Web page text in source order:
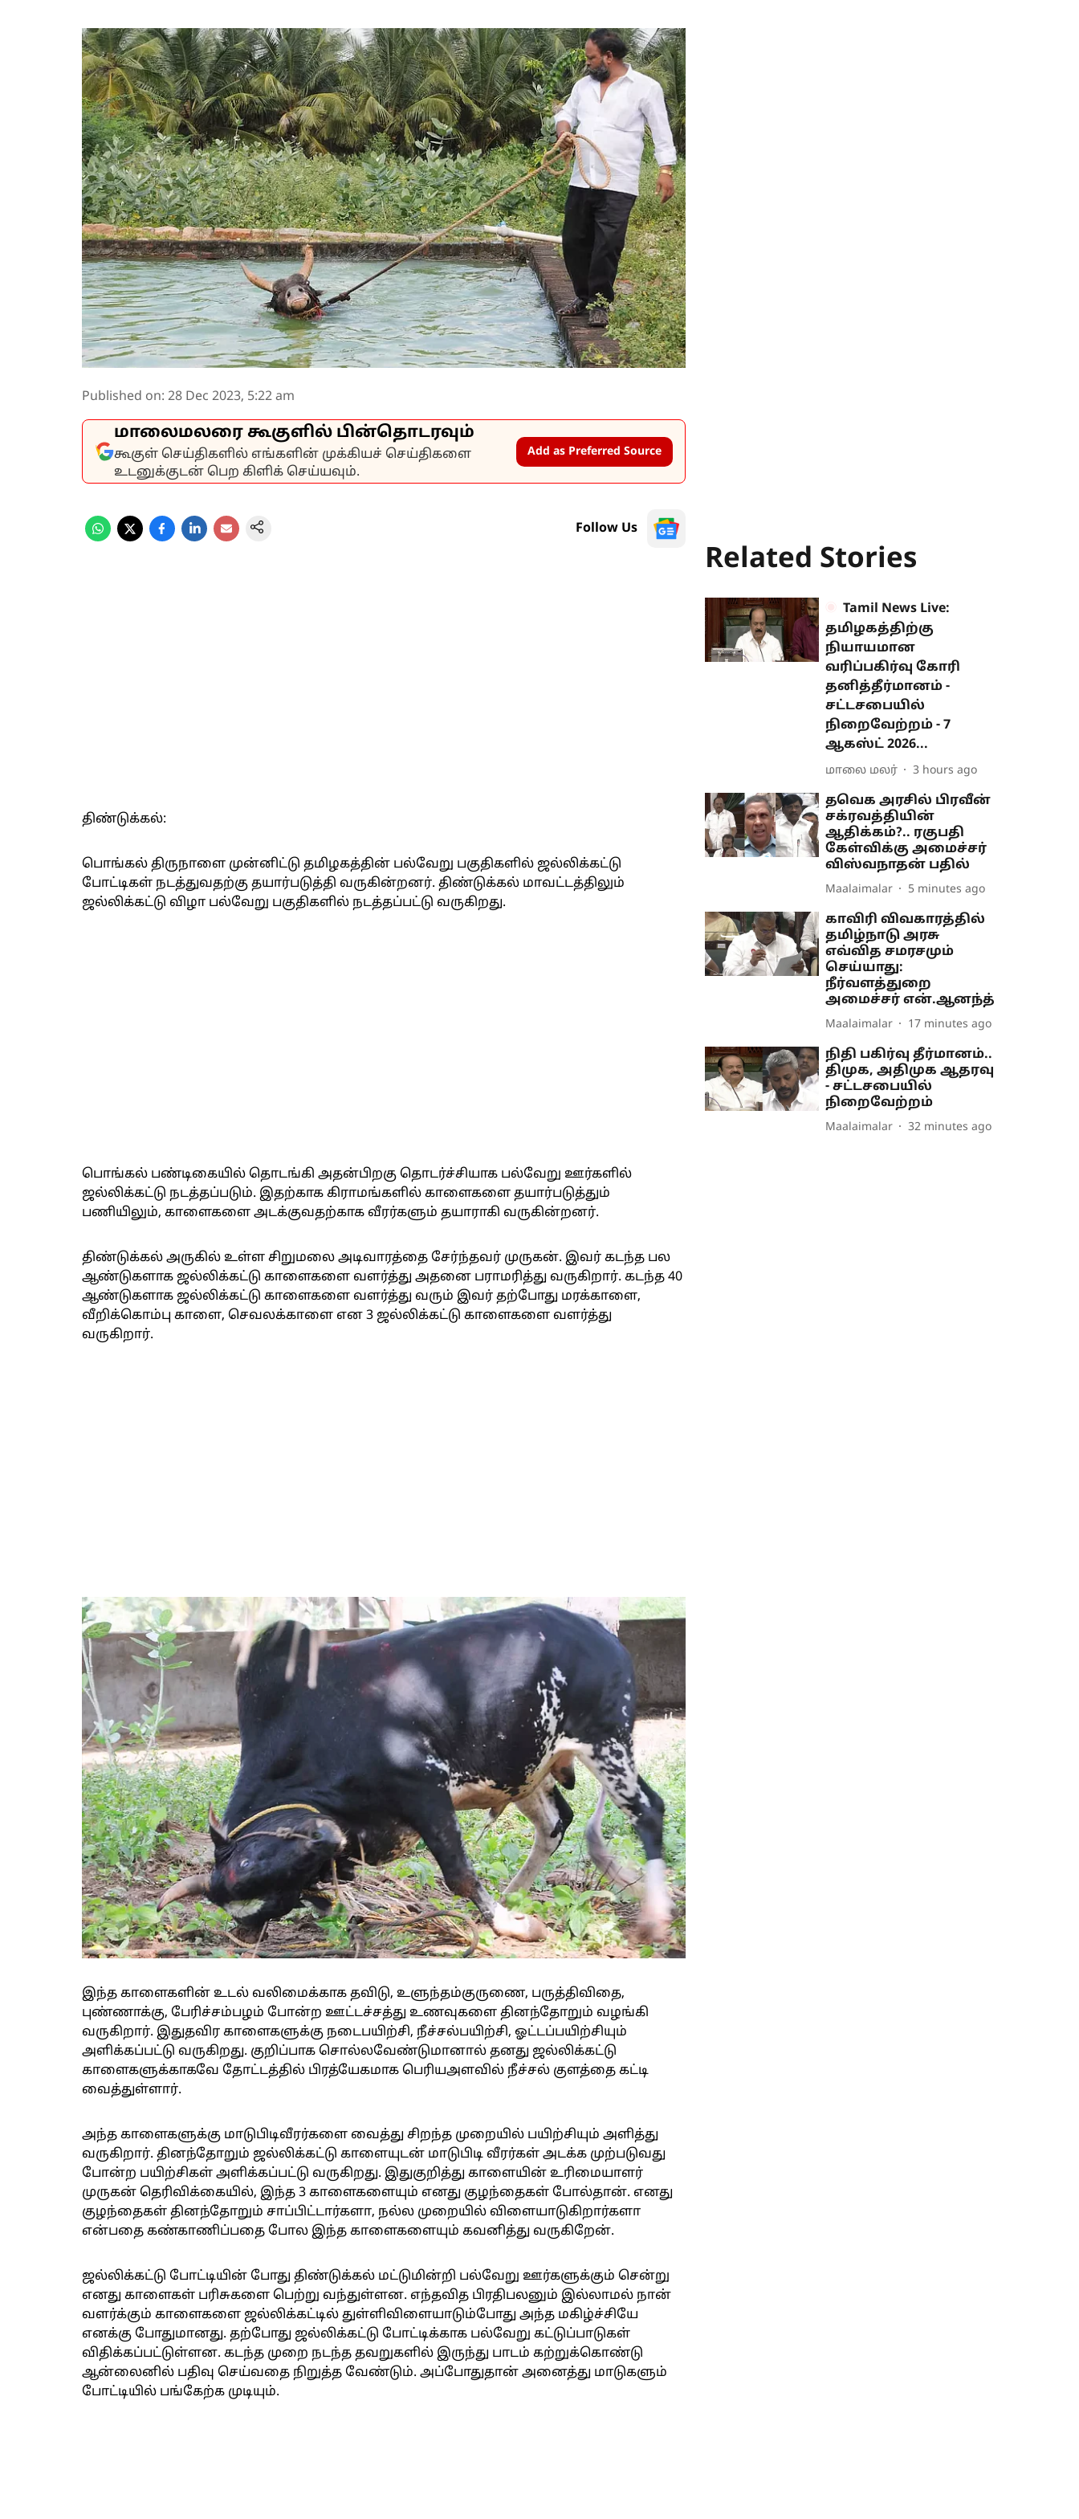
Published on: 28 Dec 2023, 5:22 am
மாலைமலரை கூகுளில் பின்தொடரவும்
கூகுள் செய்திகளில் எங்களின் முக்கியச் செய்திகளை
உடனுக்குடன் பெற கிளிக் செய்யவும்.
Add as Preferred Source
Follow Us
திண்டுக்கல்:
பொங்கல் திருநாளை முன்னிட்டு தமிழகத்தின் பல்வேறு பகுதிகளில் ஜல்லிக்கட்டு
போட்டிகள் நடத்துவதற்கு தயார்படுத்தி வருகின்றனர். திண்டுக்கல் மாவட்டத்திலும்
ஜல்லிக்கட்டு விழா பல்வேறு பகுதிகளில் நடத்தப்பட்டு வருகிறது.
பொங்கல் பண்டிகையில் தொடங்கி அதன்பிறகு தொடர்ச்சியாக பல்வேறு ஊர்களில்
ஜல்லிக்கட்டு நடத்தப்படும். இதற்காக கிராமங்களில் காளைகளை தயார்படுத்தும்
பணியிலும், காளைகளை அடக்குவதற்காக வீரர்களும் தயாராகி வருகின்றனர்.
திண்டுக்கல் அருகில் உள்ள சிறுமலை அடிவாரத்தை சேர்ந்தவர் முருகன். இவர் கடந்த பல
ஆண்டுகளாக ஜல்லிக்கட்டு காளைகளை வளர்த்து அதனை பராமரித்து வருகிறார். கடந்த 40
ஆண்டுகளாக ஜல்லிக்கட்டு காளைகளை வளர்த்து வரும் இவர் தற்போது மரக்காளை,
வீறிக்கொம்பு காளை, செவலக்காளை என 3 ஜல்லிக்கட்டு காளைகளை வளர்த்து
வருகிறார்.
இந்த காளைகளின் உடல் வலிமைக்காக தவிடு, உளுந்தம்குருணை, பருத்திவிதை,
புண்ணாக்கு, பேரிச்சம்பழம் போன்ற ஊட்டச்சத்து உணவுகளை தினந்தோறும் வழங்கி
வருகிறார். இதுதவிர காளைகளுக்கு நடைபயிற்சி, நீச்சல்பயிற்சி, ஓட்டப்பயிற்சியும்
அளிக்கப்பட்டு வருகிறது. குறிப்பாக சொல்லவேண்டுமானால் தனது ஜல்லிக்கட்டு
காளைகளுக்காகவே தோட்டத்தில் பிரத்யேகமாக பெரியஅளவில் நீச்சல் குளத்தை கட்டி
வைத்துள்ளார்.
அந்த காளைகளுக்கு மாடுபிடிவீரர்களை வைத்து சிறந்த முறையில் பயிற்சியும் அளித்து
வருகிறார். தினந்தோறும் ஜல்லிக்கட்டு காளையுடன் மாடுபிடி வீரர்கள் அடக்க முற்படுவது
போன்ற பயிற்சிகள் அளிக்கப்பட்டு வருகிறது. இதுகுறித்து காளையின் உரிமையாளர்
முருகன் தெரிவிக்கையில், இந்த 3 காளைகளையும் எனது குழந்தைகள் போல்தான். எனது
குழந்தைகள் தினந்தோறும் சாப்பிட்டார்களா, நல்ல முறையில் விளையாடுகிறார்களா
என்பதை கண்காணிப்பதை போல இந்த காளைகளையும் கவனித்து வருகிறேன்.
ஜல்லிக்கட்டு போட்டியின் போது திண்டுக்கல் மட்டுமின்றி பல்வேறு ஊர்களுக்கும் சென்று
எனது காளைகள் பரிசுகளை பெற்று வந்துள்ளன. எந்தவித பிரதிபலனும் இல்லாமல் நான்
வளர்க்கும் காளைகளை ஜல்லிக்கட்டில் துள்ளிவிளையாடும்போது அந்த மகிழ்ச்சியே
எனக்கு போதுமானது. தற்போது ஜல்லிக்கட்டு போட்டிக்காக பல்வேறு கட்டுப்பாடுகள்
விதிக்கப்பட்டுள்ளன. கடந்த முறை நடந்த தவறுகளில் இருந்து பாடம் கற்றுக்கொண்டு
ஆன்லைனில் பதிவு செய்வதை நிறுத்த வேண்டும். அப்போதுதான் அனைத்து மாடுகளும்
போட்டியில் பங்கேற்க முடியும்.
Related Stories
Tamil News Live:
தமிழகத்திற்கு
நியாயமான
வரிப்பகிர்வு கோரி
தனித்தீர்மானம் -
சட்டசபையில்
நிறைவேற்றம் - 7
ஆகஸ்ட் 2026...
மாலை மலர் 3 hours ago
தவெக அரசில் பிரவீன்
சக்ரவத்தியின்
ஆதிக்கம்?.. ரகுபதி
கேள்விக்கு அமைச்சர்
விஸ்வநாதன் பதில்
Maalaimalar 5 minutes ago
காவிரி விவகாரத்தில்
தமிழ்நாடு அரசு
எவ்வித சமரசமும்
செய்யாது:
நீர்வளத்துறை
அமைச்சர் என்.ஆனந்த்
Maalaimalar 17 minutes ago
நிதி பகிர்வு தீர்மானம்..
திமுக, அதிமுக ஆதரவு
- சட்டசபையில்
நிறைவேற்றம்
Maalaimalar 32 minutes ago